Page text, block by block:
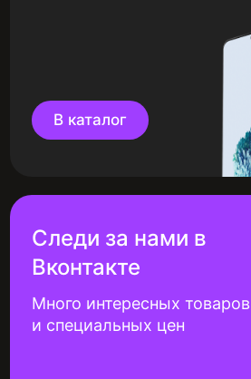
В каталог
Следи за нами в
Вконтакте
Много интересных товаров
и специальных цен